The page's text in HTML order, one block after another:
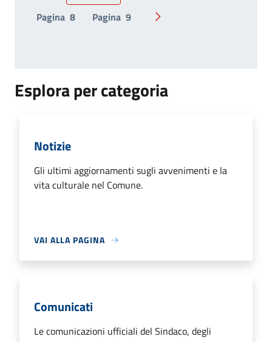
Pagina 8 Pagina 9 Pagina successiva
Esplora per categoria
Notizie
Gli ultimi aggiornamenti sugli avvenimenti e la
vita culturale nel Comune.
VAI ALLA PAGINA
Comunicati
Le comunicazioni ufficiali del Sindaco, degli